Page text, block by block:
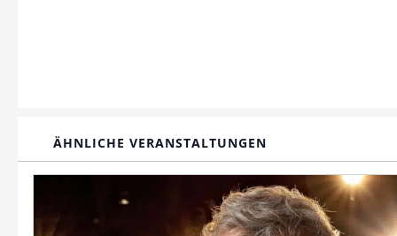
ÄHNLICHE VERANSTALTUNGEN